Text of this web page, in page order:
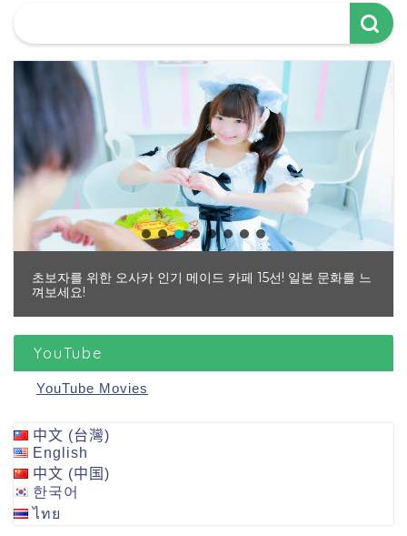
초보자를 위한 오사카 인기 메이드 카페 15선! 일본 문화를 느
껴보세요!
YouTube
YouTube Movies
中文 (台灣)
English
中文 (中国)
한국어
ไทย